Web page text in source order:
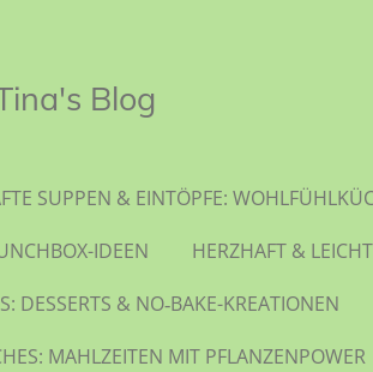
Blog
SUPPEN & EINTÖPFE:
IDEEN
HERZHAFT &
DESSERTS & NO‑BAKE-KREATIONEN
MAHLZEITEN MIT PFLANZENPOWER